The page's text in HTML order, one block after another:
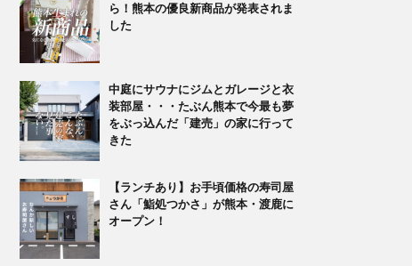
ら！熊本の優良新商品が発表されま
した
中庭にサウナにジムとガレージと衣
装部屋・・・たぶん熊本で今最も夢
をぶっ込んだ「建売」の家に行って
きた
【ランチあり】お手頃価格の寿司屋
さん「鮨処つかさ」が熊本・渡鹿に
オープン！